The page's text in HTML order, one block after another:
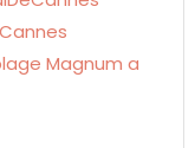
Magnum a